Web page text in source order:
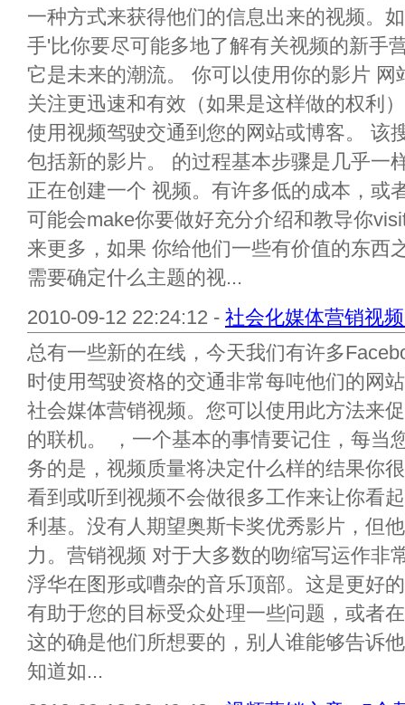
一种方式来获得他们的信息出来的视频。
手'比你要尽可能多地了解有关视频的新手
它是未来的潮流。 你可以使用你的影片
关注更迅速和有效（如果是这样做的权利
使用视频驾驶交通到您的网站或博客。 该
包括新的影片。 的过程基本步骤是几乎一
正在创建一个 视频。有许多低的成本，或
可能会make你要做好充分介绍和教导你
来更多，如果 你给他们一些有价值的东西
需要确定什么主题的视...
2010-09-12 22:24:12 - 社会化媒体营销视
总有一些新的在线，今天我们有许多
时使用驾驶资格的交通非常每吨他们的网
社会媒体营销视频。您可以使用此方法来
的联机。 ，一个基本的事情要记住，每当
务的是，视频质量将决定什么样的结果你
看到或听到视频不会做很多工作来让你看
利基。没有人期望奥斯卡奖优秀影片，但
力。营销视频 对于大多数的吻缩写运作非
浮华在图形或嘈杂的音乐顶部。这是更好
有助于您的目标受众处理一些问题，或者
这的确是他们所想要的，别人谁能够告诉
知道如...